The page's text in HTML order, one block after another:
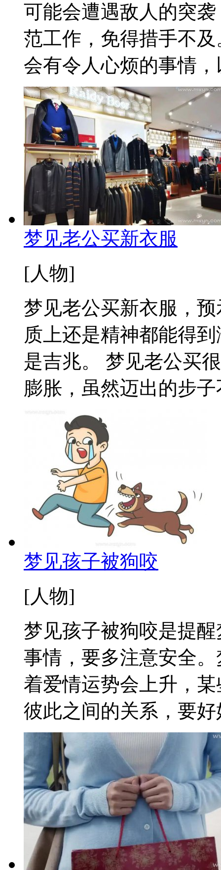
可能会遭遇敌人的突
范工作，免得措手不
会有令人心烦的事情
梦见老公买新衣服
[人物]
梦见老公买新衣服，
质上还是精神都能得
是吉兆。 梦见老公买
膨胀，虽然迈出的步
梦见孩子被狗咬
[人物]
梦见孩子被狗咬是提
事情，要多注意安全
着爱情运势会上升，
彼此之间的关系，要